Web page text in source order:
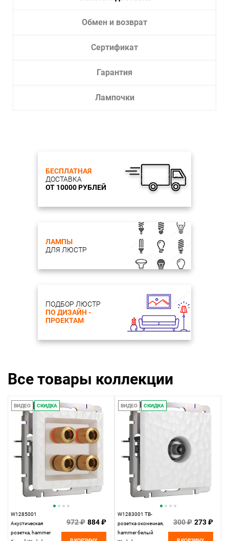
Обмен и возврат
Сертификат
Гарантия
Лампочки
БЕСПЛАТНАЯ
ДОСТАВКА
ОТ 10000 РУБЛЕЙ
ЛАМПЫ
ДЛЯ ЛЮСТР
ПОДБОР ЛЮСТР
ПО ДИЗАЙН -
ПРОЕКТАМ
Все товары коллекции
ВИДЕО СКИДКА
W1285001
Акустическая
розетка, hammer
972 ₽ 884 ₽
ВИДЕО СКИДКА
W1283001 ТВ-
розетка оконечная,
hammer белый
300 ₽ 273 ₽